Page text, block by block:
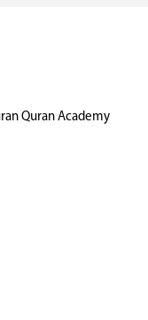
Quran Academy